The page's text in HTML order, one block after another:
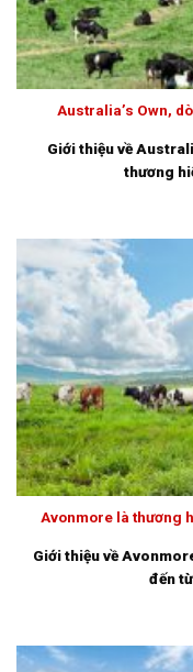
Australia’s Own,
Giới thiệu về
thương
Avonmore là thương
Giới thiệu về
đến